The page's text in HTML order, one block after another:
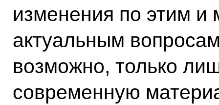
изменения по этим и
актуальным
возможно, только
современную